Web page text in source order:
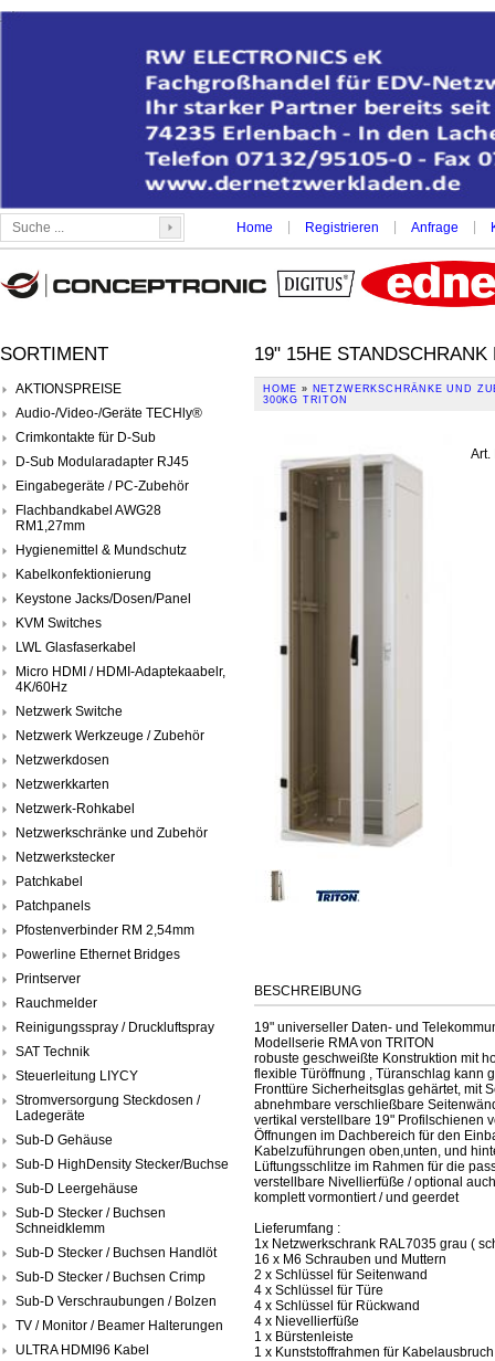
Home Registrieren Anfrage
SORTIMENT
AKTIONSPREISE
Audio-/Video-/Geräte TECHly®
Crimkontakte für D-Sub
D-Sub Modularadapter RJ45
Eingabegeräte / PC-Zubehör
Flachbandkabel AWG28
RM1,27mm
Hygienemittel & Mundschutz
Kabelkonfektionierung
Keystone Jacks/Dosen/Panel
KVM Switches
LWL Glasfaserkabel
Micro HDMI / HDMI-Adaptekaabelr,
4K/60Hz
Netzwerk Switche
Netzwerk Werkzeuge / Zubehör
Netzwerkdosen
Netzwerkkarten
Netzwerk-Rohkabel
Netzwerkschränke und Zubehör
Netzwerkstecker
Patchkabel
Patchpanels
Pfostenverbinder RM 2,54mm
Powerline Ethernet Bridges
Printserver
Rauchmelder
Reinigungsspray / Druckluftspray
SAT Technik
Steuerleitung LIYCY
Stromversorgung Steckdosen /
Ladegeräte
Sub-D Gehäuse
Sub-D HighDensity Stecker/Buchse
Sub-D Leergehäuse
Sub-D Stecker / Buchsen
Schneidklemm
Sub-D Stecker / Buchsen Handlöt
Sub-D Stecker / Buchsen Crimp
Sub-D Verschraubungen / Bolzen
TV / Monitor / Beamer Halterungen
ULTRA HDMI96 Kabel
19" 15HE
HOME » NETZWERKSCHRÄNKE UND
300KG TRITON
Art.
BESCHREIBUNG
19" universeller Daten- und
Modellserie RMA von TRITON
robuste geschweißte Konstruktion mit
flexible Türöffnung , Türanschlag kann
Fronttüre Sicherheitsglas gehärtet, mit
abnehmbare verschließbare
vertikal verstellbare 19" Profilschienen
Öffnungen im Dachbereich für den
Kabelzuführungen oben,unten, und
Lüftungsschlitze im Rahmen für die
verstellbare Nivellierfüße / optional
komplett vormontiert / und geerdet
Lieferumfang :
1x Netzwerkschrank RAL7035 grau (
16 x M6 Schrauben und Muttern
2 x Schlüssel für Seitenwand
4 x Schlüssel für Türe
4 x Schlüssel für Rückwand
4 x Nievellierfüße
1 x Bürstenleiste
1 x Kunststoffrahmen für Kabelausbruch